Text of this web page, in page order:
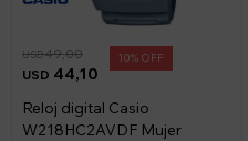
USD 44,10
USD49,00 10
Reloj digital Casio
W218HC2AVDF Mujer